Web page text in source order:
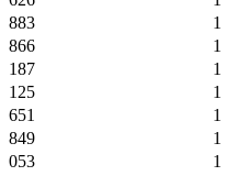
883
1
866
1
187
1
125
1
651
1
849
1
053
1